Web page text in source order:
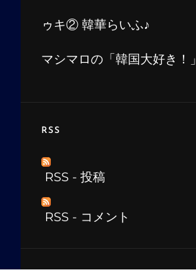
ゥキ② 韓華らいふ♪
マシマロの「韓国大好き！」
RSS
RSS - 投稿
RSS - コメント